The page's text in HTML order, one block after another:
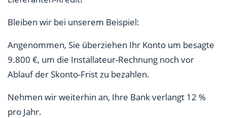
Bleiben wir bei unserem Beispiel:
Angenommen, Sie überziehen Ihr Konto um besagte
9.800 €, um die Installateur-Rechnung noch vor
Ablauf der Skonto-Frist zu bezahlen.
Nehmen wir weiterhin an, Ihre Bank verlangt 12 %
pro Jahr.